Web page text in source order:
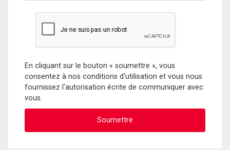
En cliquant sur le bouton « soumettre », vous
consentez à nos conditions d'utilisation et vous nous
fournissez l'autorisation écrite de communiquer avec
vous.